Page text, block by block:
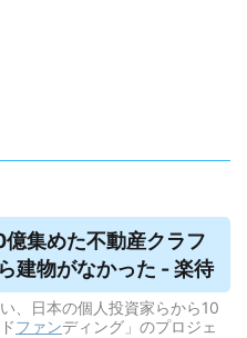
億集めた不動産クラフ
建物がなかった - 楽待
、日本の個人投資家らから10
ファンディング」のプロジェ